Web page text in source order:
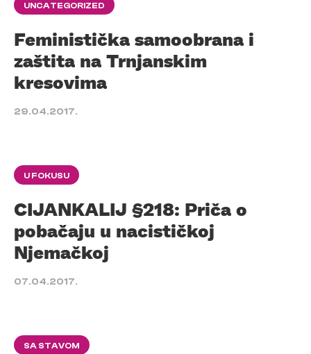
UNCATEGORIZED
Feministička samoobrana i
zaštita na Trnjanskim
kresovima
29.04.2017.
U FOKUSU
CIJANKALIJ §218: Priča o
pobačaju u nacističkoj
Njemačkoj
07.04.2017.
SA STAVOM